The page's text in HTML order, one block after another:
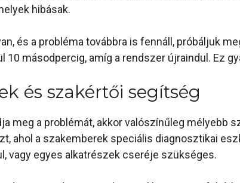
hibásak.
és a probléma továbbra is fennáll, próbáljuk
10 másodpercig, amíg a rendszer újraindul. Ez
és szakértői segítség
meg a problémát, akkor valószínűleg
ahol a szakemberek speciális diagnosztikai
vagy egyes alkatrészek cseréje szükséges.